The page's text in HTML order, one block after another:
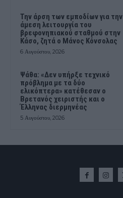
Την άρση των εμποδίων για την
άμεση λειτουργία του
βρεφονηπιακού σταθμού στην
Κάσο, ζητά ο Μάνος Κόνσολας
6 Αυγούστου, 2026
Ψάθα: «Δεν υπήρξε τεχνικό
πρόβλημα με τα δύο
ελικόπτερα» κατέθεσαν ο
Βρετανός χειριστής και ο
Έλληνας διερμηνέας
5 Αυγούστου, 2026